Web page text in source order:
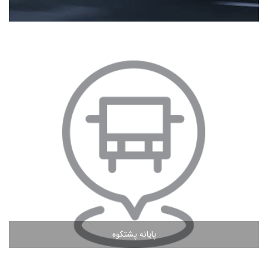
پایانه پشتکوه